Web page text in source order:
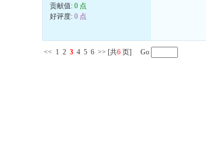
贡献值: 0 点
好评度: 0 点
<< 1 2 3 4 5 6 >> [共6 页] Go